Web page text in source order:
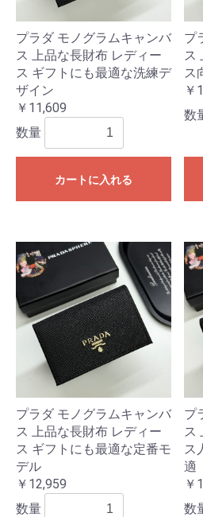
プラダ モノグラムキャンバ
ス 上品な長財布 レディー
ス ギフトにも最適な洗練デ
ザイン
￥11,609
数量
カートに入れる
プ
ス
ス
￥
数
プラダ モノグラムキャンバ
ス 上品な長財布 レディー
ス ギフトにも最適な定番モ
デル
￥12,959
数量
プ
ス
ス
適
￥
数